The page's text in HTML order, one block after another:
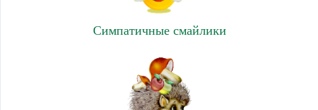
Симпатичные смайлики